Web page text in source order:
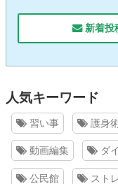
新着投
人気キーワード
習い事 護身
動画編集 ダ
公民館 スト